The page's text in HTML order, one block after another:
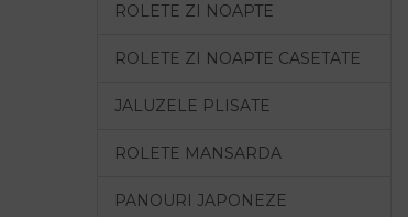
ROLETE ZI NOAPTE
ROLETE ZI NOAPTE CASETATE
JALUZELE PLISATE
ROLETE MANSARDA
PANOURI JAPONEZE